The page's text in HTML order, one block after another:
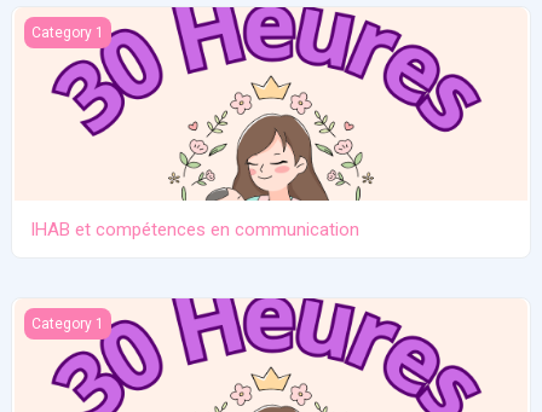
IHAB et compétences en communication
Category 1
IHAB et compétences en communication
Contraception. Allaitement en situation de crise
Category 1